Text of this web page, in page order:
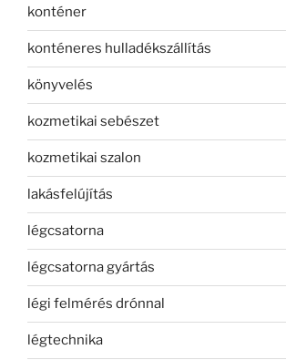
konténer
konténeres hulladékszállítás
könyvelés
kozmetikai sebészet
kozmetikai szalon
lakásfelújítás
légcsatorna
légcsatorna gyártás
légi felmérés drónnal
légtechnika